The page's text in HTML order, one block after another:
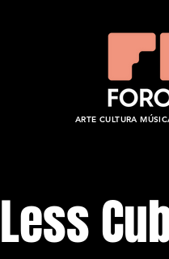
ARTE CULTURA